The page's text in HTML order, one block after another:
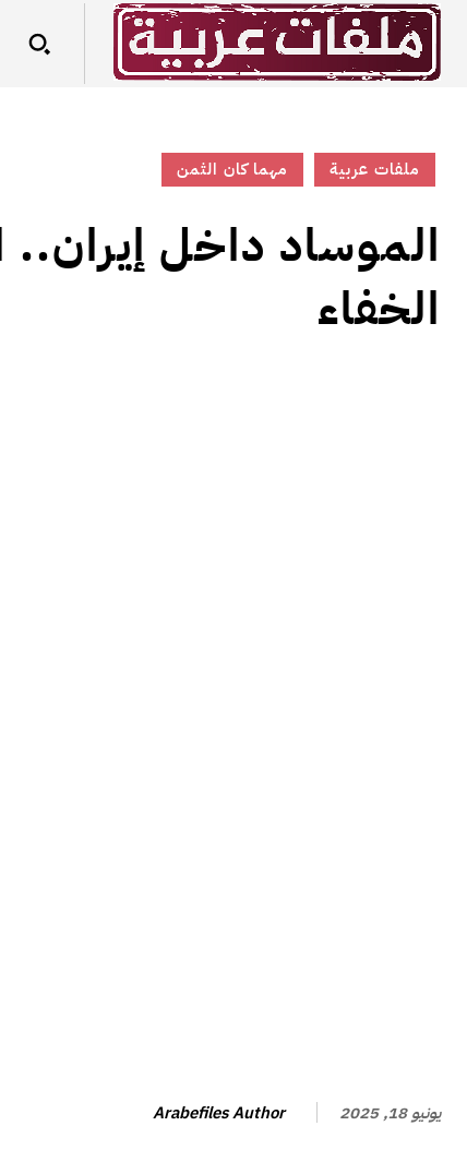
ملفات عربية مهما كان الثمن
الموساد داخل إيران..
الخفاء
يونيو 18, 2025 Arabefiles Author